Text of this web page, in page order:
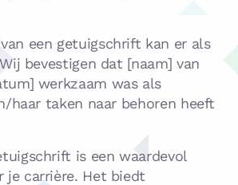
een getuigschrift kan er als
bevestigen dat [naam] van
werkzaam was als
haar taken naar behoren heeft
is een waardevol
je carrière. Het biedt